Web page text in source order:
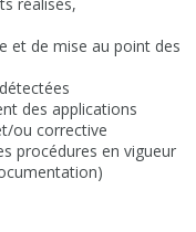
et de mise au point des
des applications
ou corrective
procédures en vigueur